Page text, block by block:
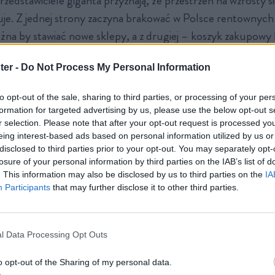
- Do Not Process My Personal Information
opt-out of the sale, sharing to third parties, or processing of your
for targeted advertising by us, please use the below opt-out
selection. Please note that after your opt-out request is processed
interest-based ads based on personal information utilized by us
to third parties prior to your opt-out. You may separately
of your personal information by third parties on the IAB’s list of
This information may also be disclosed by us to third parties on the
Participants that may further disclose it to other third parties.
Data Processing Opt Outs
opt-out of the Sharing of my personal data.
Z jednej strony zaczyna brakować w Polsce
by stawiać nowe sklepy, a z drugiej – koszyk
warunkach deflacji.Odpowiedzią na to ma być ekspansja
jak i krajowa. Sieć
ustawiła się bowiem w kolejce po
z Polski Carrefourze.
pokazała wyniki. Spis treści
w cieniu rosnących kosztów
ma przed sobą najważniejszą wojnę